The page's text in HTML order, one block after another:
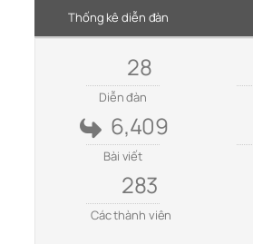
Thống kê diễn đàn
28
Diễn đàn
6,409
Bài viết
283
Các thành viên